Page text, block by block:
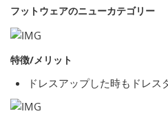
フットウェアのニューカテゴリー
特徴/メリット
ドレスアップした時もドレス